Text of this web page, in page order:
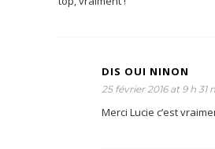
DIS OUI NINON
25 février 2016 at 9 h 31
Merci Lucie c’est